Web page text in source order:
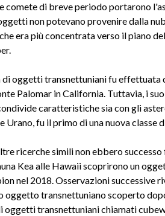
comete di breve periodo portarono
non potevano provenire dalla
era più concentrata verso il piano
di oggetti transnettuniani fu effettuata
Palomar in California. Tuttavia, i
caratteristiche sia con gli
Urano, fu il primo di una nuova
ricerche simili non ebbero successo
Kea alle Hawaii scoprirono un
nel 2018. Osservazioni successive
oggetto transnettuniano scoperto
oggetti transnettuniani chiamati